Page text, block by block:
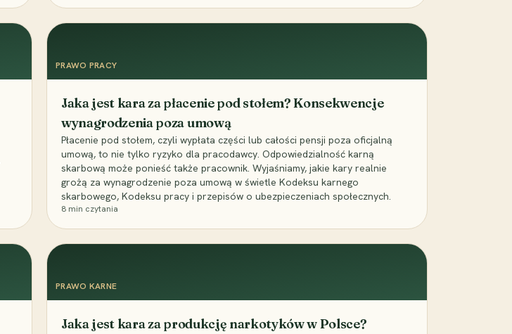
PRAWO PRACY
Jaka jest kara za płacenie pod stołem? Konsekwencje
wynagrodzenia poza umową
Płacenie pod stołem, czyli wypłata części lub całości pensji poza oficjalną
umową, to nie tylko ryzyko dla pracodawcy. Odpowiedzialność karną
skarbową może ponieść także pracownik. Wyjaśniamy, jakie kary realnie
grożą za wynagrodzenie poza umową w świetle Kodeksu karnego
skarbowego, Kodeksu pracy i przepisów o ubezpieczeniach społecznych.
8 min czytania
PRAWO KARNE
Jaka jest kara za produkcję narkotyków w Polsce?